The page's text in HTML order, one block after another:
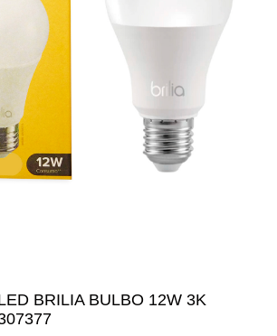
BRILIA BULBO 12W 3K